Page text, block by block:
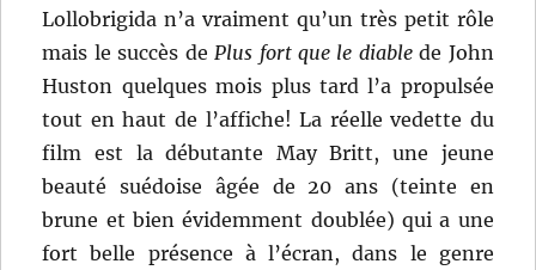
Lollobrigida n’a vraiment qu’un très petit rôle
mais le succès dePlus fort que le diablede John
Huston quelques mois plus tard l’a propulsée
tout en haut de l’affiche! La réelle vedette du
film est la débutante May Britt, une jeune
beauté suédoise âgée de 20 ans (teinte en
brune et bien évidemment doublée) qui a une
fort belle présence à l’écran, dans le genre